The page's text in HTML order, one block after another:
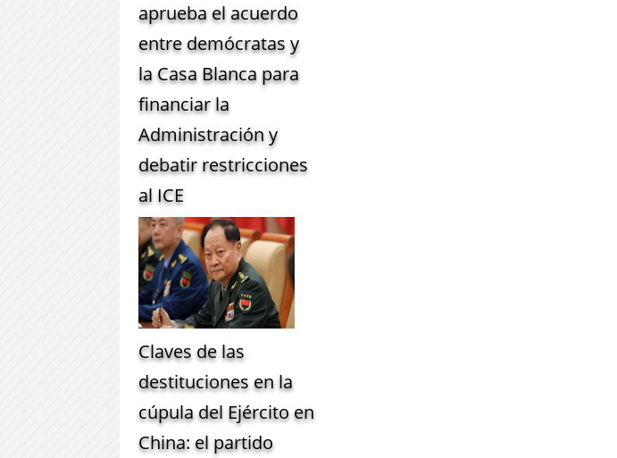
aprueba el acuerdo
entre demócratas y
la Casa Blanca para
financiar la
Administración y
debatir restricciones
al ICE
Claves de las
destituciones en la
cúpula del Ejército en
China: el partido